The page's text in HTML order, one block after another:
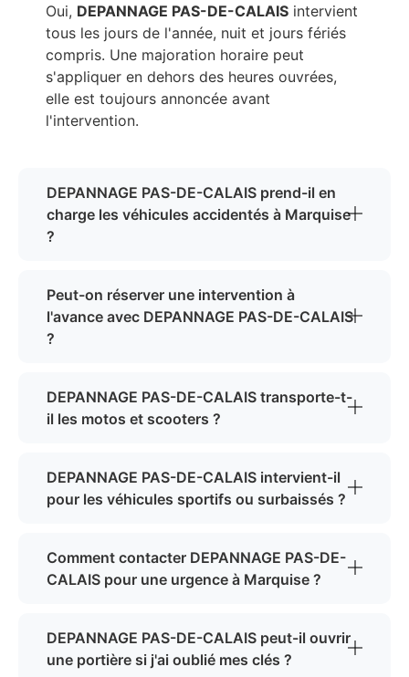
Oui, DEPANNAGE PAS-DE-CALAIS intervient
tous les jours de l'année, nuit et jours fériés
compris. Une majoration horaire peut
s'appliquer en dehors des heures ouvrées,
elle est toujours annoncée avant
l'intervention.
DEPANNAGE PAS-DE-CALAIS prend-il en
charge les véhicules accidentés à Marquise
?
Peut-on réserver une intervention à
l'avance avec DEPANNAGE PAS-DE-CALAIS
?
DEPANNAGE PAS-DE-CALAIS transporte-t-
il les motos et scooters ?
DEPANNAGE PAS-DE-CALAIS intervient-il
pour les véhicules sportifs ou surbaissés ?
Comment contacter DEPANNAGE PAS-DE-
CALAIS pour une urgence à Marquise ?
DEPANNAGE PAS-DE-CALAIS peut-il ouvrir
une portière si j'ai oublié mes clés ?